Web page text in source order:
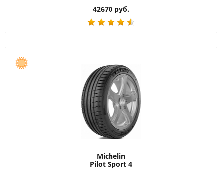
42670 руб.
Michelin
Pilot Sport 4